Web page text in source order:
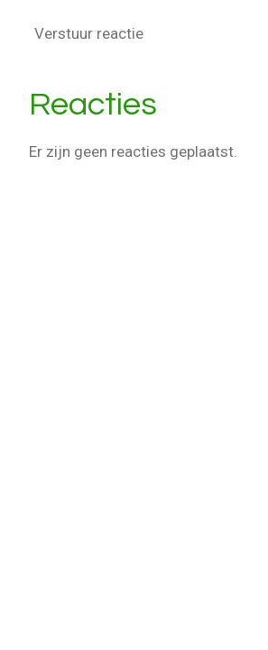
Verstuur reactie
Reacties
Er zijn geen reacties geplaatst.